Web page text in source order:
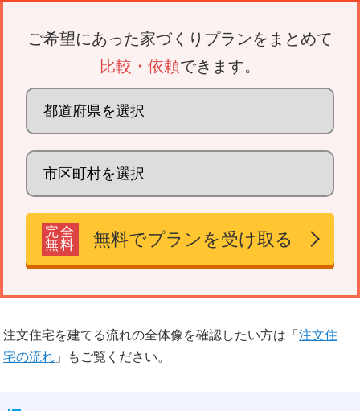
ご希望にあった家づくりプランをまとめて
比較・依頼できます。
完全
無料
無料でプランを受け取る
注文住宅を建てる流れの全体像を確認したい方は「 注文住
宅の流れ 」もご覧ください。